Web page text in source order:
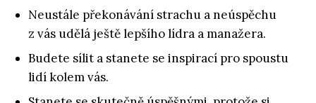
Neustále překonávání strachu a neúspěchu
z vás udělá ještě lepšího lídra a manažera.
Budete sílit a stanete se inspirací pro spoustu
lidí kolem vás.